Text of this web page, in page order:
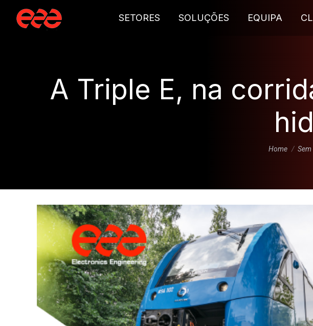
SETORES SOLUÇÕES EQUIPA
A Triple E, na
You are
Home